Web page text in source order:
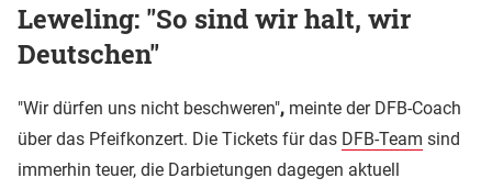
Leweling: "So sind wir halt, wir
Deutschen"
"Wir dürfen uns nicht beschweren", meinte der DFB-Coach
über das Pfeifkonzert. Die Tickets für das DFB-Team sind
immerhin teuer, die Darbietungen dagegen aktuell